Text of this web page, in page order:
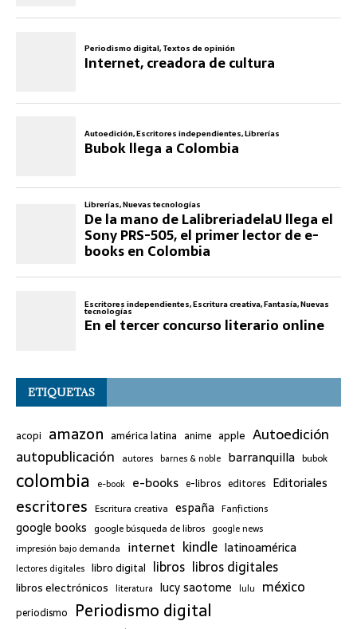
ETIQUETAS
acopi amazon américa latina anime apple Autoedición
autopublicación autores barnes & noble barranquilla bubok
colombia e-book e-books e-libros editores Editoriales
escritores Escritura creativa españa Fanfictions
google books google búsqueda de libros google news
impresión bajo demanda internet kindle latinoamérica
lectores digitales libro digital libros libros digitales
libros electrónicos literatura lucy saotome lulu méxico
periodismo Periodismo digital